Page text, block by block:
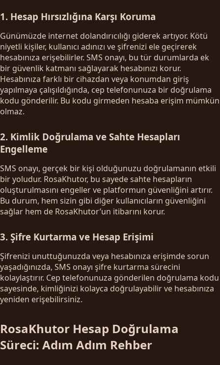
1. Hesap Hırsızlığına Karşı Koruma
Günümüzde internet dolandırıcılığı giderek artıyor. Kötü
niyetli kişiler, kullanıcı adınızı ve şifrenizi ele geçirerek
hesabınıza erişebilirler. SMS onayı, bu tür durumlarda ek
bir güvenlik katmanı sağlayarak hesabınızı korur.
Hesabınıza farklı bir cihazdan veya konumdan giriş
yapılmaya çalışıldığında, cep telefonunuza bir doğrulama
kodu gönderilir. Bu kodu girmeden hesaba erişim mümkün
olmaz.
2. Kimlik Doğrulama ve Sahte Hesapları
Engelleme
SMS onayı, gerçek bir kişi olduğunuzu doğrulamanın etkili
bir yoludur. RosaKhutor, bu sayede sahte hesapların
oluşturulmasını engeller ve platformun güvenliğini artırır.
Bu durum, hem sizin gibi diğer kullanıcıların güvenliğini
sağlar hem de RosaKhutor’un itibarını korur.
3. Şifre Kurtarma ve Hesap Erişimi
Şifrenizi unuttuğunuzda veya hesabınıza erişimde sorun
yaşadığınızda, SMS onayı şifre kurtarma sürecini
kolaylaştırır. Cep telefonunuza gönderilen doğrulama kodu
sayesinde, kimliğinizi kolayca doğrulayabilir ve hesabınıza
yeniden erişebilirsiniz.
RosaKhutor Hesap Doğrulama
Süreci: Adım Adım Rehber